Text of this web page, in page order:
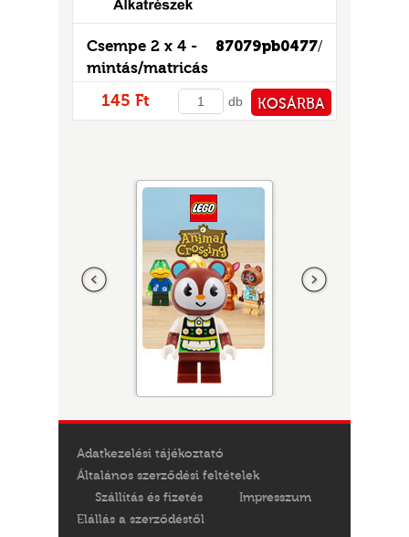
87079pb0477/
Csempe 2 x 4 -
mintás/matricás
145 Ft db KOSÁRBA
Adatkezelési tájékoztató
Általános szerződési feltételek
Szállítás és fizetés
Impresszum
Elállás a szerződéstől